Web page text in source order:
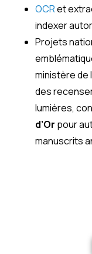
OCRet
indexer
Projets
ministère de
des
lumières,
d’Or pour
manuscrits